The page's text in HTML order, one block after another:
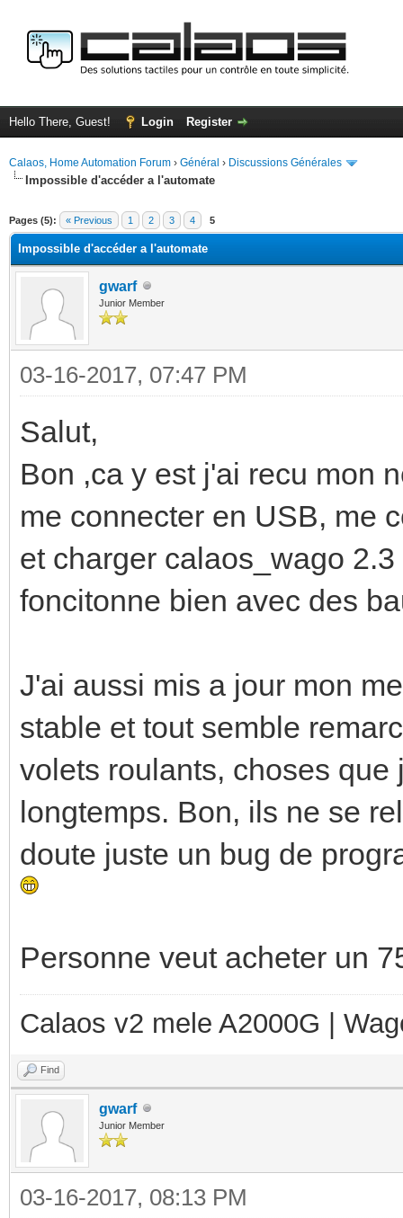
Hello There, Guest! Login Register
Calaos, Home Automation Forum › Général › Discussions Générales
Impossible d'accéder a l'automate
Pages (5): « Previous 1 2 3 4 5
Impossible d'accéder a l'automate
gwarf
Junior Member
03-16-2017, 07:47 PM
Salut,
Bon ,ca y est j'ai recu mon
me connecter en USB, me
et charger calaos_wago
foncitonne bien avec des
J'ai aussi mis a jour mon
stable et tout semble
volets roulants, choses
longtemps. Bon, ils ne se
doute juste un bug de
Personne veut acheter un
Calaos v2 mele A2000G |
Find
gwarf
Junior Member
03-16-2017, 08:13 PM